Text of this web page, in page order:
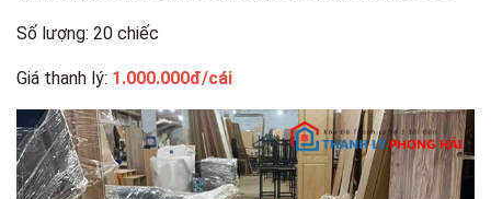
Số lượng: 20 chiếc
Giá thanh lý: 1.000.000đ/cái